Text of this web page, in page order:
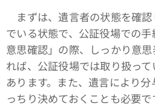
まずは、遺言者の状態を確
でいる状態で、公証役場での
意思確認」の際、しっかり意
れば、公証役場では取り扱っ
あります。また、遺言により
っちり決めておくことも必要で